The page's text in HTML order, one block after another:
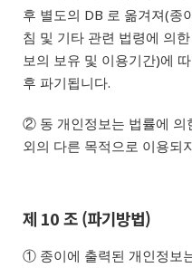
후 별도의 DB 로 옮겨져(종
침 및 기타 관련 법령에 의
보의 보유 및 이용기간)에
후 파기됩니다.
② 동 개인정보는 법률에 의
외의 다른 목적으로 이용되
제 10 조 (파기방법)
① 종이에 출력된 개인정보